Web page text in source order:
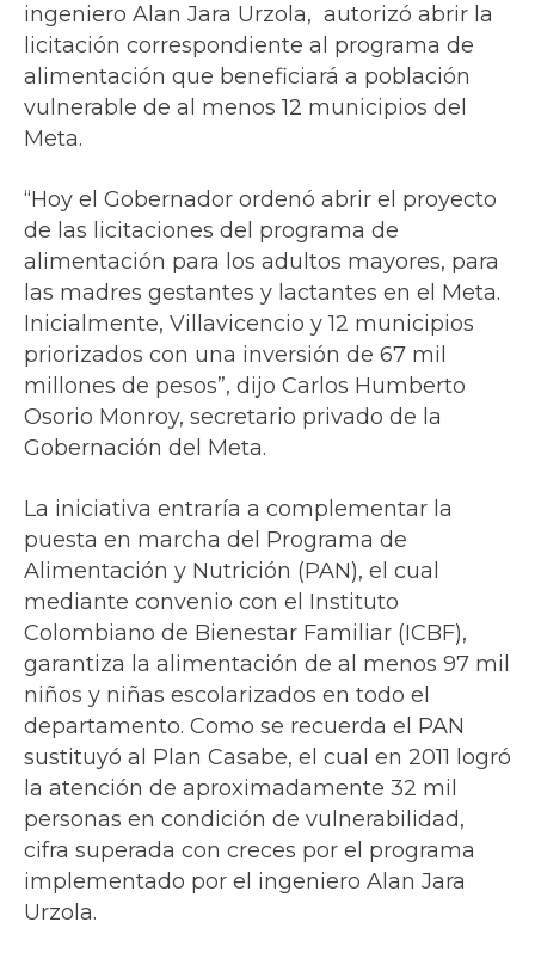
ingeniero Alan Jara Urzola, autorizó abrir la
licitación correspondiente al programa de
alimentación que beneficiará a población
vulnerable de al menos 12 municipios del
Meta.
“Hoy el Gobernador ordenó abrir el proyecto
de las licitaciones del programa de
alimentación para los adultos mayores, para
las madres gestantes y lactantes en el Meta.
Inicialmente, Villavicencio y 12 municipios
priorizados con una inversión de 67 mil
millones de pesos”, dijo Carlos Humberto
Osorio Monroy, secretario privado de la
Gobernación del Meta.
La iniciativa entraría a complementar la
puesta en marcha del Programa de
Alimentación y Nutrición (PAN), el cual
mediante convenio con el Instituto
Colombiano de Bienestar Familiar (ICBF),
garantiza la alimentación de al menos 97 mil
niños y niñas escolarizados en todo el
departamento. Como se recuerda el PAN
sustituyó al Plan Casabe, el cual en 2011 logró
la atención de aproximadamente 32 mil
personas en condición de vulnerabilidad,
cifra superada con creces por el programa
implementado por el ingeniero Alan Jara
Urzola.